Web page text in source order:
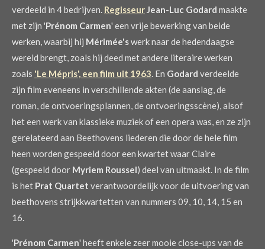
verdeeld in 4 bedrijven. RegisseurJean-Luc Godard maakte
met zijn 'Prénom Carmen' een vrije bewerking van beide
werken, waarbij hij Mérimée'swerk naar de hedendaagse
wereld brengt, zoals hij deed met andere literaire werken
zoals 'Le Mépris', een film uit 1963. En Godard verdeelde
zijn film eveneens in verschillende akten (de aanslag, de
roman, de ontvoeringsplannen, de ontvoeringsscène), alsof
het een werk van klassieke muziek of een opera was, en ze zijn
gerelateerd aan Beethovens liederen die door de hele film
heen worden gespeeld door een kwartet waar Claire
(gespeeld door Myriem Roussel) deel van uitmaakt. In de film
is het Prat Quartet verantwoordelijk voor de uitvoering van
beethovens strijkkwartetten van nummers 09, 10, 14, 15 en
16.
'Prénom Carmen' heeft enkele zeer mooie close-ups van de